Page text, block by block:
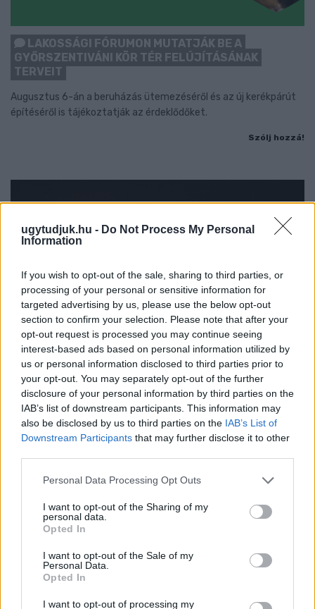
ugytudjuk.hu - Do Not Process My Personal
Information
If you wish to opt-out of the sale, sharing to third parties, or
processing of your personal or sensitive information for
targeted advertising by us, please use the below opt-out
section to confirm your selection. Please note that after your
opt-out request is processed you may continue seeing
interest-based ads based on personal information utilized by
us or personal information disclosed to third parties prior to
your opt-out. You may separately opt-out of the further
disclosure of your personal information by third parties on the
IAB’s list of downstream participants. This information may
also be disclosed by us to third parties on the IAB’s List of
Downstream Participants that may further disclose it to other
Please note that this website/app uses one or more Google
not limited to your visit or usage behaviour. You may click to
grant or deny consent to Google and its third-party tags to
use your data for below specified purposes in below Google
consent section.
Personal Data Processing Opt Outs
I want to opt-out of the Sharing of my
personal data.
Opted In
I want to opt-out of the Sale of my
Personal Data.
Opted In
I want to opt-out of processing my
LAKOSSÁGI FÓRUMON MUTATJÁK BE A
GYŐRSZENTIVÁNI KÖR TÉR FELÚJÍTÁSÁNAK
TERVEIT
Augusztus 6-án a beruházás ütemezéséről és az új kerékpárút
építéséről is tájékoztatják az érdeklődőket.
Szólj hozzá!
A NAPOKBAN BEFEJEZŐDIK A GYŐRI
DÍSZKIVILÁGÍTÁS LEKAPCSOLÁSA
A város 77 helyszínén zajlik a munkavégzés, a Győr Projekt